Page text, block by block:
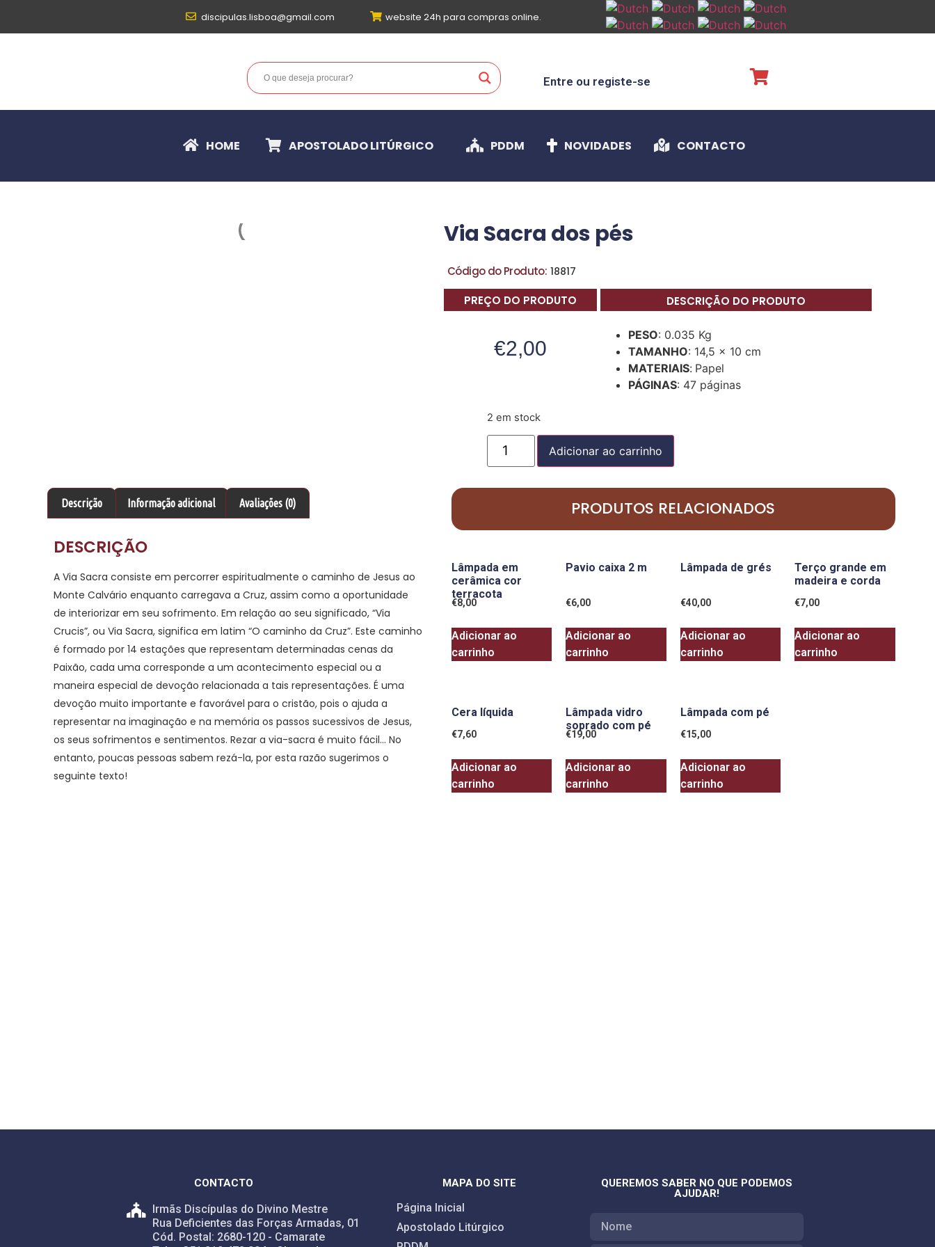
discipulas.lisboa@gmail.com website 24h para compras online.
Entre ou registe-se
HOME APOSTOLADO LITÚRGICO PDDM NOVIDADES CONTACTO
Via Sacra dos pés
Código do Produto: 18817
PREÇO DO PRODUTO
€2,00
DESCRIÇÃO DO PRODUTO
PESO: 0.035 Kg
TAMANHO: 14,5 x 10 cm
MATERIAIS: Papel
PÁGINAS: 47 páginas
2 em stock
Adicionar ao carrinho
Descrição Informação adicional Avaliações (0)
DESCRIÇÃO
A Via Sacra consiste em percorrer espiritualmente o caminho de Jesus ao
Monte Calvário enquanto carregava a Cruz, assim como a oportunidade
de interiorizar em seu sofrimento. Em relação ao seu significado, “Via
Crucis”, ou Via Sacra, significa em latim “O caminho da Cruz”. Este caminho
é formado por 14 estações que representam determinadas cenas da
Paixão, cada uma corresponde a um acontecimento especial ou a
maneira especial de devoção relacionada a tais representações. É uma
devoção muito importante e favorável para o cristão, pois o ajuda a
representar na imaginação e na memória os passos sucessivos de Jesus,
os seus sofrimentos e sentimentos. Rezar a via-sacra é muito fácil… No
entanto, poucas pessoas sabem rezá-la, por esta razão sugerimos o
seguinte texto!
PRODUTOS RELACIONADOS
Lâmpada em
cerâmica cor
terracota
€8,00
Adicionar ao
carrinho
Pavio caixa 2 m
€6,00
Adicionar ao
carrinho
Lâmpada de grés
€40,00
Adicionar ao
carrinho
Terço grande em
madeira e corda
€7,00
Adicionar ao
carrinho
Cera líquida
€7,60
Adicionar ao
carrinho
Lâmpada vidro
soprado com pé
€19,00
Adicionar ao
carrinho
Lâmpada com pé
€15,00
Adicionar ao
carrinho
CONTACTO
Irmãs Discípulas do Divino Mestre
Rua Deficientes das Forças Armadas, 01
Cód. Postal: 2680-120 - Camarate
MAPA DO SITE
Página Inicial
Apostolado Litúrgico
QUEREMOS SABER NO QUE PODEMOS
AJUDAR!